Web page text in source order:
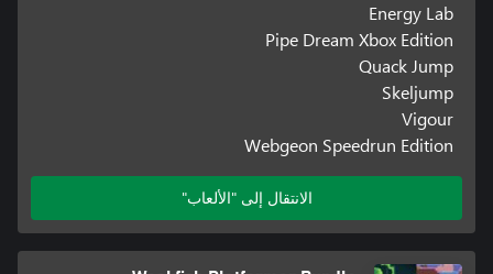
Energy Lab
Pipe Dream Xbox Edition
Quack Jump
Skeljump
Vigour
Webgeon Speedrun Edition
الانتقال إلى "الألعاب"